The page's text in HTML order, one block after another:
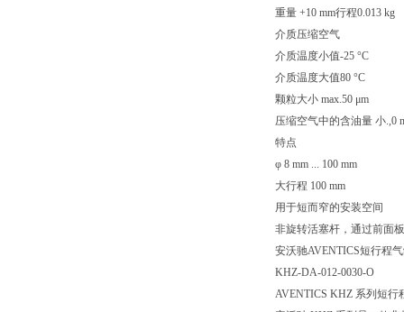
重量 +10 mm行程0.013 kg
介质压缩空气
介质温度小值-25 °C
介质温度大值80 °C
颗粒大小 max.50 μm
压缩空气中的含油量 小.,0
特点
φ 8 mm ... 100 mm
大行程 100 mm
用于短而窄的安装空间
非旋转活塞杆，通过前面
安沃驰AVENTICS短行程
KHZ-DA-012-0030-O
AVENTICS KHZ 系列短行